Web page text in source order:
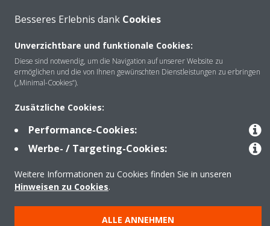
Über Daikin
Lösungen
Kontakt
Copyright © Daikin
Besseres Erlebnis dank Cookies
Unverzichtbare und funktionale Cookies:
Diese sind notwendig, um die Navigation auf unserer Website zu
ermöglichen und die von Ihnen gewünschten Dienstleistungen zu erbringen
(„Minimal-Cookies“).
Zusätzliche Cookies:
Performance-Cookies:
Werbe- / Targeting-Cookies:
Weitere Informationen zu Cookies finden Sie in unseren
Hinweisen zu Cookies.
ALLE ANNEHMEN